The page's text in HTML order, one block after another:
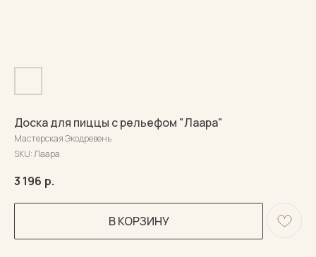
Доска для пиццы с рельефом "Лаара"
Мастерская Экодревень
SKU:Лаара
3 196 р.
В КОРЗИНУ